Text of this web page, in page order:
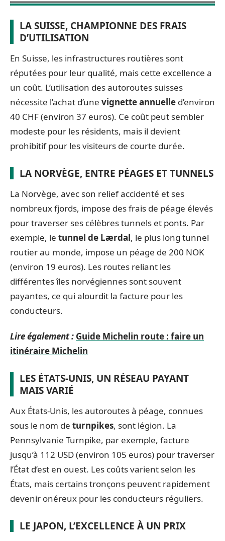
LA SUISSE, CHAMPIONNE DES FRAIS
D’UTILISATION
En Suisse, les infrastructures routières sont
réputées pour leur qualité, mais cette excellence a
un coût. L’utilisation des autoroutes suisses
nécessite l’achat d’une vignette annuelle d’environ
40 CHF (environ 37 euros). Ce coût peut sembler
modeste pour les résidents, mais il devient
prohibitif pour les visiteurs de courte durée.
LA NORVÈGE, ENTRE PÉAGES ET TUNNELS
La Norvège, avec son relief accidenté et ses
nombreux fjords, impose des frais de péage élevés
pour traverser ses célèbres tunnels et ponts. Par
exemple, le tunnel de Lærdal, le plus long tunnel
routier au monde, impose un péage de 200 NOK
(environ 19 euros). Les routes reliant les
différentes îles norvégiennes sont souvent
payantes, ce qui alourdit la facture pour les
conducteurs.
Lire également : Guide Michelin route : faire un
itinéraire Michelin
LES ÉTATS-UNIS, UN RÉSEAU PAYANT
MAIS VARIÉ
Aux États-Unis, les autoroutes à péage, connues
sous le nom de turnpikes, sont légion. La
Pennsylvanie Turnpike, par exemple, facture
jusqu’à 112 USD (environ 105 euros) pour traverser
l’État d’est en ouest. Les coûts varient selon les
États, mais certains tronçons peuvent rapidement
devenir onéreux pour les conducteurs réguliers.
LE JAPON, L’EXCELLENCE À UN PRIX